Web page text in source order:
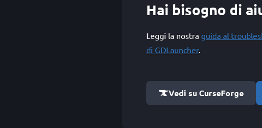
Hai bisogno di
Leggi la nostra guida al
di GDLauncher.
Vedi su CurseForge